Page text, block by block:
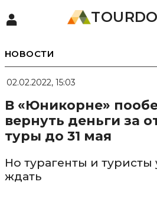
НОВОСТИ
02.02.2022, 15:03
В «Юникорне»
вернуть деньги за
туры до 31 мая
Но турагенты и туристы
ждать